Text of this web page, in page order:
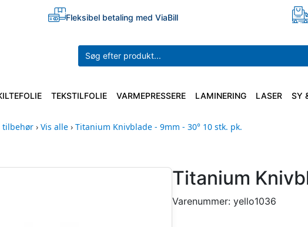
Fleksibel betaling med ViaBill
TEKSTILFOLIE VARMEPRESSERE LAMINERING LASER SY
tilbehør › Vis alle › Titanium Knivblade - 9mm - 30° 10 stk. pk.
Titanium
Varenummer: yello1036